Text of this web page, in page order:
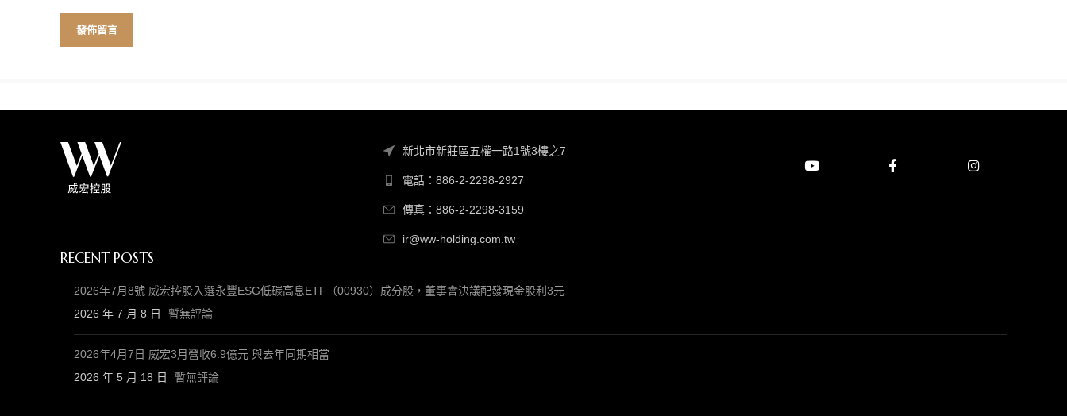
新北市新莊區五權一路1號3樓之7
電話：886-2-2298-2927
傳真：886-2-2298-3159
ir@ww-holding.com.tw
RECENT POSTS
2026年7月8號 威宏控股入選永豐ESG低碳高息ETF（00930）成分股，董事會決議配發現金股利3元
2026 年 7 月 8 日
暫無評論
2026年4月7日 威宏3月營收6.9億元 與去年同期相當
2026 年 5 月 18 日
暫無評論